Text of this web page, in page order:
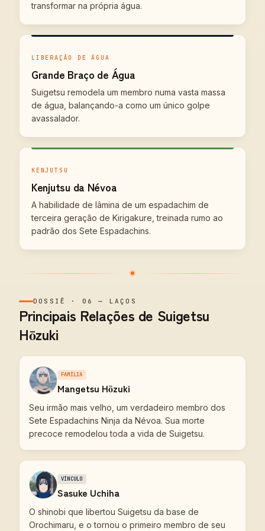
transformar na própria água.
LIBERAÇÃO DE ÁGUA
Grande Braço de Água
Suigetsu remodela um membro numa vasta massa
de água, balançando-a como um único golpe
avassalador.
KENJUTSU
Kenjutsu da Névoa
A habilidade de lâmina de um espadachim de
terceira geração de Kirigakure, treinada rumo ao
padrão dos Sete Espadachins.
DOSSIÊ · 06 — LAÇOS
Principais Relações de Suigetsu
Hōzuki
FAMÍLIA
Mangetsu Hōzuki
Seu irmão mais velho, um verdadeiro membro dos
Sete Espadachins Ninja da Névoa. Sua morte
precoce remodelou toda a vida de Suigetsu.
VÍNCULO
Sasuke Uchiha
O shinobi que libertou Suigetsu da base de
Orochimaru, e o tornou o primeiro membro de seu